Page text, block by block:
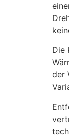
Die
der